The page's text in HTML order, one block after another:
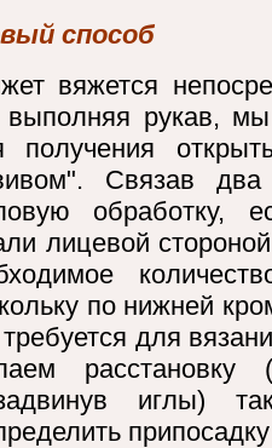
способ
вяжется
выполняя рукав,
получения
Связав два
обработку,
лицевой
по нижней
для
расстановку
иглы)